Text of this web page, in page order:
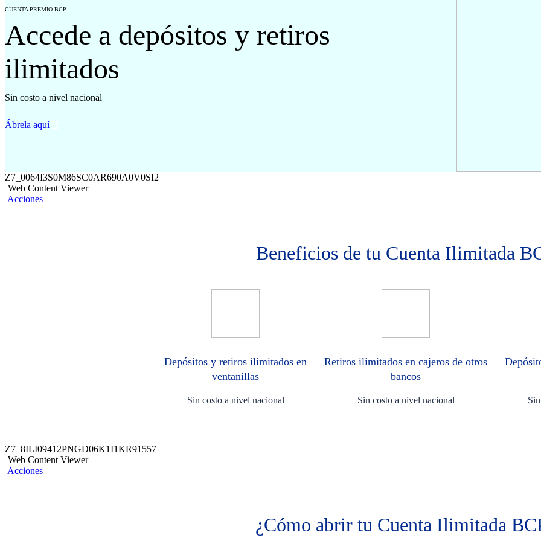
CUENTA PREMIO BCP
Accede a depósitos y retiros
ilimitados
Sin costo a nivel nacional
Ábrela aquí
Z7_0064I3S0M86SC0AR690A0V0SI2
Web Content Viewer
Acciones
Beneficios de tu Cuenta Ilimitada
Depósitos y retiros ilimitados en
ventanillas
Sin costo​ a nivel nacional
Retiros ilimitados en cajeros de otros
bancos​
Sin costo a nivel nacional
Z7_8ILI09412PNGD06K1I1KR91557
Web Content Viewer
Acciones
¿Cómo abrir tu Cuenta Ilimitada